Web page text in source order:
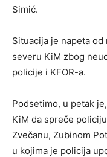
Simić.
Situacija je napeta
severu KiM zbog
policije i KFOR-a.
Podsetimo, u petak
KiM da spreče
Zvečanu, Zubinom
u kojima je policija